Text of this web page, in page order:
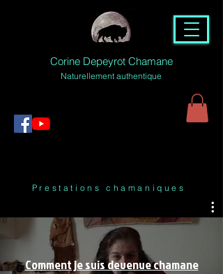
Corine Depeyrot Chamane
Naturellement authentique
Prestations chamaniques
Comment je suis devenue chamane